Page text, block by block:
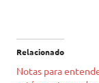
Relacionado
Notas para